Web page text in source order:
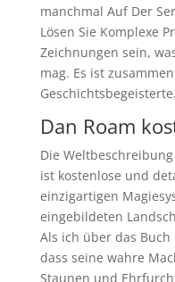
manchmal Auf Der
Lösen Sie Komplexe
Zeichnungen sein,
mag. Es ist
Geschichtsbegeisterte.
Dan Roam
Die
ist kostenlose und
einzigartigen
eingebildeten
Als ich über das
dass seine wahre
Staunen und